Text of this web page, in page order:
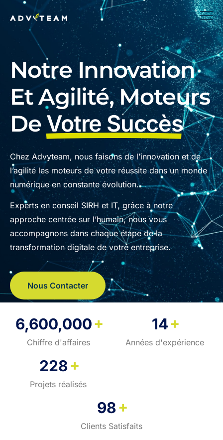
Notre Innovation
Et Agilité, Moteurs
De Votre Succès
Chez Advyteam, nous faisons de l’innovation et de
l’agilité les moteurs de votre réussite dans un monde
numérique en constante évolution.
Experts en conseil SIRH et IT, grâce à notre
approche centrée sur l’humain, nous vous
accompagnons dans chaque étape de la
transformation digitale de votre entreprise.
Nous Contacter
6,600,000+
Chiffre d'affaires
14+
Années d'expérience
228+
Projets réalisés
98+
Clients Satisfaits